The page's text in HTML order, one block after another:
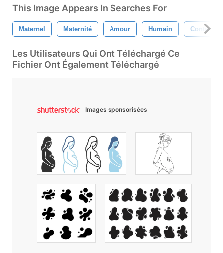
This Image Appears In Searches For
Maternel Maternité Amour Humain Content
Les Utilisateurs Qui Ont Téléchargé Ce
Fichier Ont Également Téléchargé
Images sponsorisées